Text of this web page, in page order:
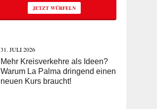
JETZT WÜRFELN
31. JULI 2026
Mehr Kreisverkehre als Ideen?
Warum La Palma dringend einen
neuen Kurs braucht!